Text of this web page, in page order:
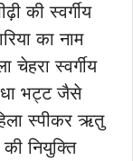
की स्वर्गीय
का नाम
स्वर्गीय
भट्ट जैसे
स्पीकर ऋतु
नियुक्ति